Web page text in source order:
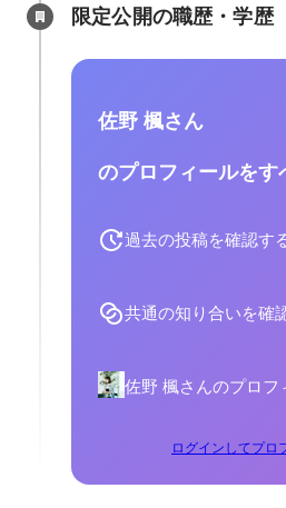
限定公開の職歴・学歴
佐野 楓さん
のプロフィールをす
過去の投稿を確認す
共通の知り合いを確
佐野 楓さんのプロフ
ログインしてプロ